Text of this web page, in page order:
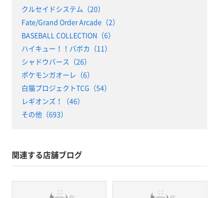
クルセイドシステム（20）
Fate/Grand Order Arcade（2）
BASEBALL COLLECTION（6）
ハイキュー！！バボカ（11）
シャドウバース（26）
ポケモンガオーレ（6）
白猫プロジェクトTCG（54）
レギオンズ！（46）
その他（693）
関連する店舗ブログ